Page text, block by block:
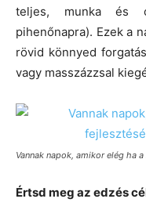
teljes, munka és
pihenőnapra). Ezek a
rövid könnyed
vagy masszázzsal
Vannak napok, amikor elég ha
Értsd meg az edzés